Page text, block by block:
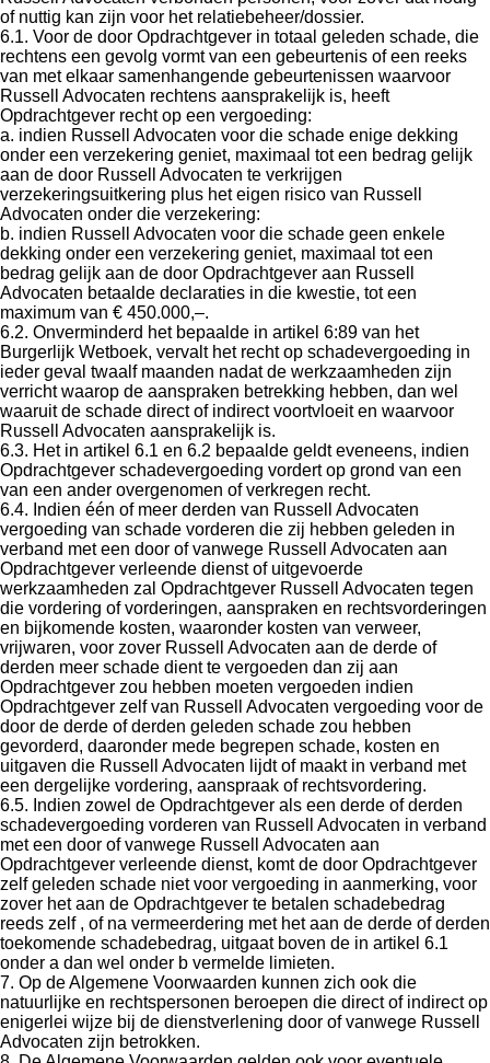
of nuttig kan zijn voor het relatiebeheer/dossier.
6.1. Voor de door Opdrachtgever in totaal geleden schade, die
rechtens een gevolg vormt van een gebeurtenis of een reeks
van met elkaar samenhangende gebeurtenissen waarvoor
Russell Advocaten rechtens aansprakelijk is, heeft
Opdrachtgever recht op een vergoeding:
a. indien Russell Advocaten voor die schade enige dekking
onder een verzekering geniet, maximaal tot een bedrag gelijk
aan de door Russell Advocaten te verkrijgen
verzekeringsuitkering plus het eigen risico van Russell
Advocaten onder die verzekering:
b. indien Russell Advocaten voor die schade geen enkele
dekking onder een verzekering geniet, maximaal tot een
bedrag gelijk aan de door Opdrachtgever aan Russell
Advocaten betaalde declaraties in die kwestie, tot een
maximum van € 450.000,–.
6.2. Onverminderd het bepaalde in artikel 6:89 van het
Burgerlijk Wetboek, vervalt het recht op schadevergoeding in
ieder geval twaalf maanden nadat de werkzaamheden zijn
verricht waarop de aanspraken betrekking hebben, dan wel
waaruit de schade direct of indirect voortvloeit en waarvoor
Russell Advocaten aansprakelijk is.
6.3. Het in artikel 6.1 en 6.2 bepaalde geldt eveneens, indien
Opdrachtgever schadevergoeding vordert op grond van een
van een ander overgenomen of verkregen recht.
6.4. Indien één of meer derden van Russell Advocaten
vergoeding van schade vorderen die zij hebben geleden in
verband met een door of vanwege Russell Advocaten aan
Opdrachtgever verleende dienst of uitgevoerde
werkzaamheden zal Opdrachtgever Russell Advocaten tegen
die vordering of vorderingen, aanspraken en rechtsvorderingen
en bijkomende kosten, waaronder kosten van verweer,
vrijwaren, voor zover Russell Advocaten aan de derde of
derden meer schade dient te vergoeden dan zij aan
Opdrachtgever zou hebben moeten vergoeden indien
Opdrachtgever zelf van Russell Advocaten vergoeding voor de
door de derde of derden geleden schade zou hebben
gevorderd, daaronder mede begrepen schade, kosten en
uitgaven die Russell Advocaten lijdt of maakt in verband met
een dergelijke vordering, aanspraak of rechtsvordering.
6.5. Indien zowel de Opdrachtgever als een derde of derden
schadevergoeding vorderen van Russell Advocaten in verband
met een door of vanwege Russell Advocaten aan
Opdrachtgever verleende dienst, komt de door Opdrachtgever
zelf geleden schade niet voor vergoeding in aanmerking, voor
zover het aan de Opdrachtgever te betalen schadebedrag
reeds zelf , of na vermeerdering met het aan de derde of derden
toekomende schadebedrag, uitgaat boven de in artikel 6.1
onder a dan wel onder b vermelde limieten.
7. Op de Algemene Voorwaarden kunnen zich ook die
natuurlijke en rechtspersonen beroepen die direct of indirect op
enigerlei wijze bij de dienstverlening door of vanwege Russell
Advocaten zijn betrokken.